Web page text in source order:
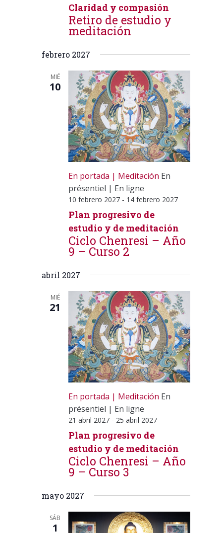
Claridad y compasión
Retiro de estudio y
meditación
febrero 2027
MIÉ
10
En portada Meditación En
présentiel | En ligne
10 febrero 2027 - 14 febrero 2027
Plan progresivo de
estudio y de meditación
Ciclo Chenresi – Año
9 – Curso 2
abril 2027
MIÉ
21
En portada Meditación En
présentiel | En ligne
21 abril 2027 - 25 abril 2027
Plan progresivo de
estudio y de meditación
Ciclo Chenresi – Año
9 – Curso 3
mayo 2027
SÁB
1